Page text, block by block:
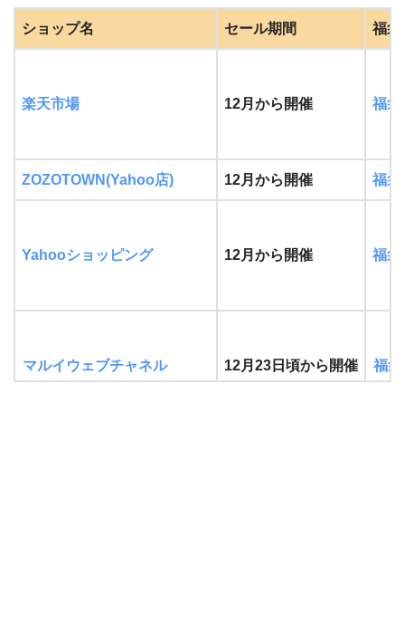
ショップ名 セール期間 福袋
楽天市場 12月から開催 福袋
ZOZOTOWN(Yahoo店) 12月から開催 福袋
Yahooショッピング 12月から開催 福袋
マルイウェブチャネル 12月23日頃から開催 福